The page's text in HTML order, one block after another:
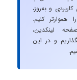
و به‌روز،
کنیم.
لینکدین،
و در این